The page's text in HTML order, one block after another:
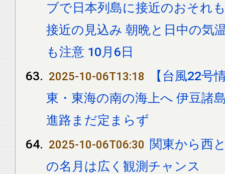
ブで日本列島に接近のおそれ
接近の見込み 朝晩と日中の気
も注意 10月6日
2025-10-06T13:18
【台風22号
東・東海の南の海上へ 伊豆諸
進路まだ定まらず
2025-10-06T06:30 関東から西
の名月は広く観測チャンス